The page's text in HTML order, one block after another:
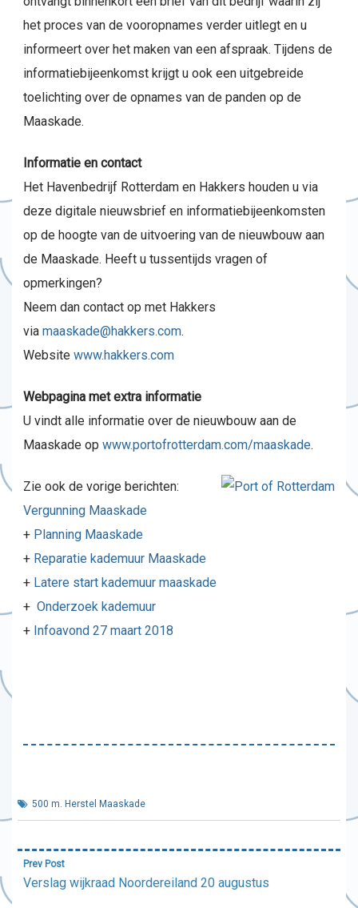
het proces van de vooropnames verder uitlegt en u
informeert over het maken van een afspraak. Tijdens de
informatiebijeenkomst krijgt u ook een uitgebreide
toelichting over de opnames van de panden op de
Maaskade.
Informatie en contact
Het Havenbedrijf Rotterdam en Hakkers houden u via
deze digitale nieuwsbrief en informatiebijeenkomsten
op de hoogte van de uitvoering van de nieuwbouw aan
de Maaskade. Heeft u tussentijds vragen of
opmerkingen?
Neem dan contact op met Hakkers
via maaskade@hakkers.com.
Website www.hakkers.com
Webpagina met extra informatie
U vindt alle informatie over de nieuwbouw aan de
Maaskade op www.portofrotterdam.com/maaskade.
Zie ook de vorige berichten:
Vergunning Maaskade
+ Planning Maaskade
+ Reparatie kademuur Maaskade
+ Latere start kademuur maaskade
+ Onderzoek kademuur
+ Infoavond 27 maart 2018
500 m. Herstel Maaskade
Bericht
navigatie
Prev Post
Verslag wijkraad Noordereiland 20 augustus